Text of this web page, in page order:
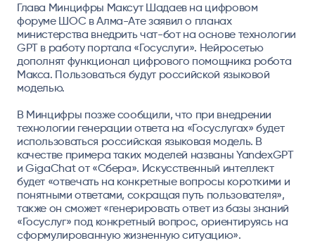
Глава Минцифры Максут Шадаев на цифровом
форуме ШОС в Алма-Ате заявил о планах
министерства внедрить чат-бот на основе технологии
GPT в работу портала «Госуслуги». Нейросетью
дополнят функционал цифрового помощника робота
Макса. Пользоваться будут российской языковой
моделью.
В Минцифры позже сообщили, что при внедрении
технологии генерации ответа на «Госуслугах» будет
использоваться российская языковая модель. В
качестве примера таких моделей названы YandexGPT
и GigaChat от «Сбера». Искусственный интеллект
будет «отвечать на конкретные вопросы короткими и
понятными ответами, сокращая путь пользователя»,
также он сможет «генерировать ответ из базы знаний
«Госуслуг» под конкретный вопрос, ориентируясь на
сформулированную жизненную ситуацию».